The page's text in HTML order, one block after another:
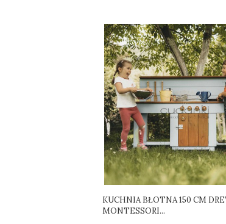
KUCHNIA BŁOTNA 150 CM
MONTESSORI...